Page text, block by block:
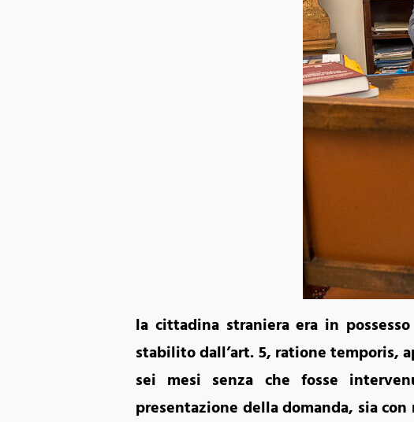
la cittadina straniera era in
stabilito dall’art. 5, ratione temporis,
sei mesi senza che fosse
presentazione della domanda, sia